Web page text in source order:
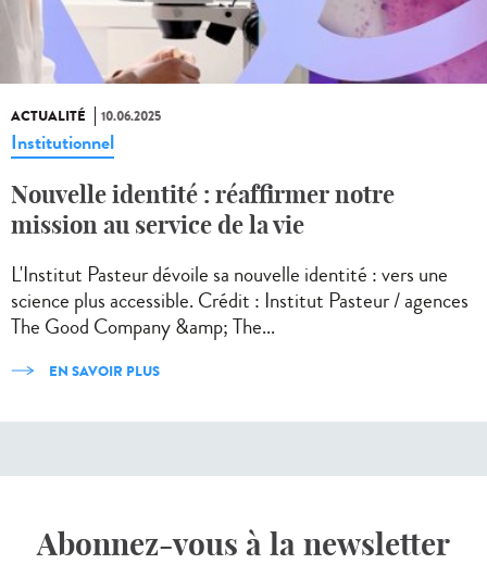
ACTUALITÉ 10.06.2025
Institutionnel
Nouvelle identité : réaffirmer notre
mission au service de la vie
L'Institut Pasteur dévoile sa nouvelle identité : vers une
science plus accessible. Crédit : Institut Pasteur / agences
The Good Company &amp; The...
EN SAVOIR PLUS
Abonnez-vous à la newsletter